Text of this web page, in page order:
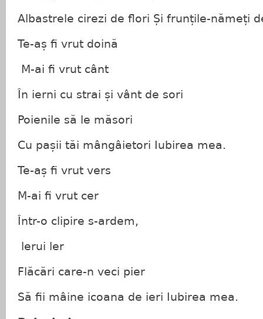
Albastrele cirezi de flori Și frunțile-nămeți
Te-aș fi vrut doină
M-ai fi vrut cânt
În ierni cu strai și vânt de sori
Poienile să le măsori
Cu pașii tăi mângâietori Iubirea mea.
Te-aș fi vrut vers
M-ai fi vrut cer
Într-o clipire s-ardem,
lerui ler
Flăcări care-n veci pier
Să fii mâine icoana de ieri Iubirea mea.